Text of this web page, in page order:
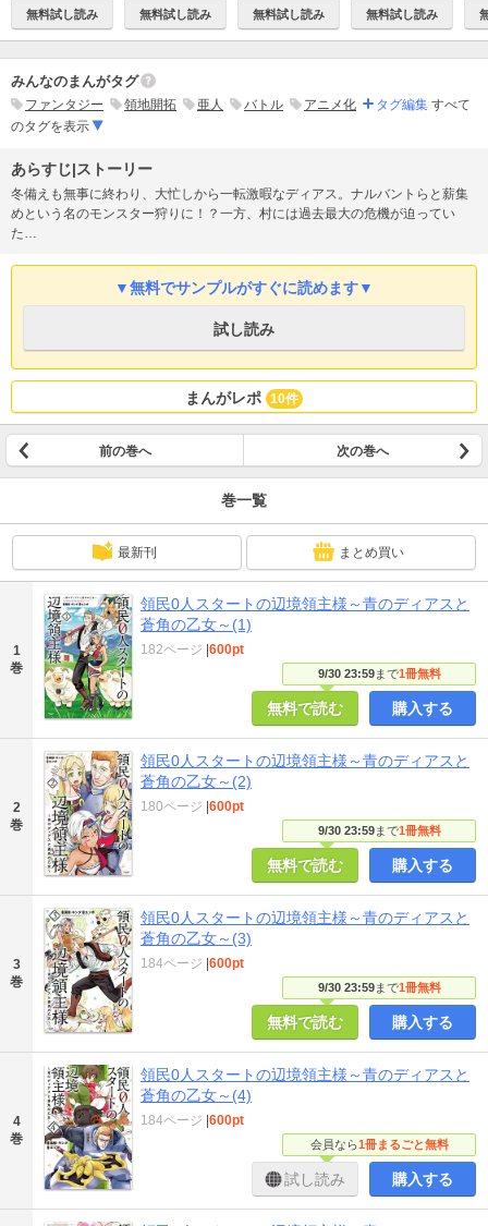
無料試し読み 無料試し読み 無料試し読み 無料試し読み
みんなのまんがタグ
ファンタジー 領地開拓 亜人 バトル アニメ化 タグ編集 すべて
のタグを表示
あらすじ|ストーリー
冬備えも無事に終わり、大忙しから一転激暇なディアス。ナルバントらと薪集
めという名のモンスター狩りに！？一方、村には過去最大の危機が迫ってい
た…
▼無料でサンプルがすぐに読めます▼
試し読み
まんがレポ 10件
前の巻へ 次の巻へ
巻一覧
最新刊 まとめ買い
1
巻
領民0人スタートの辺境領主様～青のディアスと
蒼角の乙女～(1)
9/30 23:59まで1冊無料
182ページ 600pt
無料で読む 購入する
2
巻
領民0人スタートの辺境領主様～青のディアスと
蒼角の乙女～(2)
9/30 23:59まで1冊無料
180ページ 600pt
無料で読む 購入する
3
巻
領民0人スタートの辺境領主様～青のディアスと
蒼角の乙女～(3)
9/30 23:59まで1冊無料
184ページ 600pt
無料で読む 購入する
4
巻
領民0人スタートの辺境領主様～青のディアスと
蒼角の乙女～(4)
会員なら1冊まるごと無料
184ページ 600pt
試し読み 購入する